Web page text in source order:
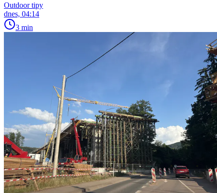
Outdoor tipy
dnes, 04:14
3 min